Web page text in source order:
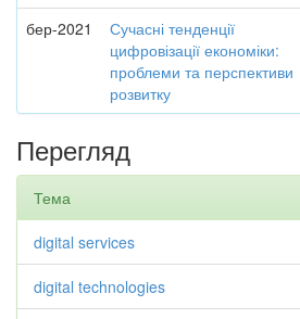
бер-2021
Сучасні тенденції
цифровізації економіки:
проблеми та перспективи
розвитку
Перегляд
Тема
digital services
digital technologies